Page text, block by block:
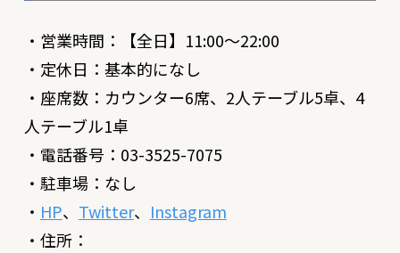
・営業時間：【全日】11:00～22:00
・定休日：基本的になし
・座席数：カウンター6席、2人テーブル5卓、4
人テーブル1卓
・電話番号：03-3525-7075
・駐車場：なし
・ HP、 Twitter、 Instagram
・住所：